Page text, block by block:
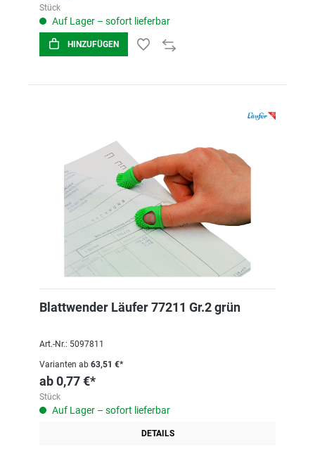
Stück
Auf Lager – sofort lieferbar
HINZUFÜGEN
Blattwender Läufer 77211 Gr.2 grün
Art.-Nr.: 5097811
Varianten ab 63,51 €*
ab0,77 €*
Stück
Auf Lager – sofort lieferbar
DETAILS